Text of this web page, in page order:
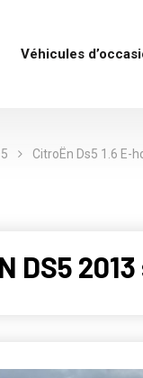
Véhicules
CitroËn Ds5 1.6 E-
DS5